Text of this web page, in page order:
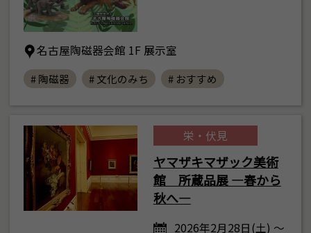
名古屋陶磁器会館 1F 展示室
# 陶磁器 # 文化のみち # おすすめ
栄・伏見
ヤマザキマザック美術
館 所蔵品展 ―春から
秋へ―
2026年2月28日(土) ～